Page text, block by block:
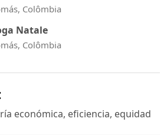
Colômbia
Natale
Colômbia
económica, eficiencia, equidad